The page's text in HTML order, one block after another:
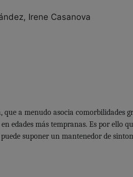
Irene Casanova
a menudo asocia comorbilidades
edades más tempranas. Es por ello
suponer un mantenedor de